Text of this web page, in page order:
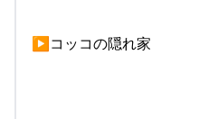
▶コッコの隠れ家